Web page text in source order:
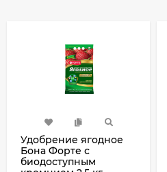
Удобрение ягодное
Бона Форте с
биодоступным